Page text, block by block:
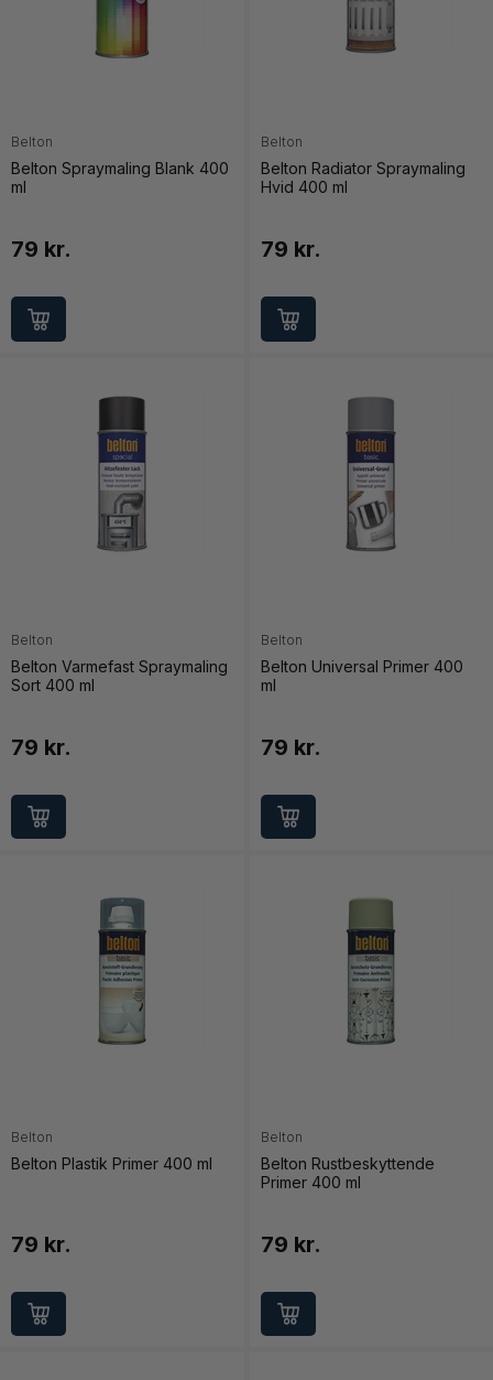
Belton
Belton Spraymaling Blank 400
ml
79 kr.
Belton
Belton Radiator Spraymaling
Hvid 400 ml
79 kr.
Belton
Belton Varmefast Spraymaling
Sort 400 ml
79 kr.
Belton
Belton Universal Primer 400
ml
79 kr.
Belton
Belton Plastik Primer 400 ml
79 kr.
Belton
Belton Rustbeskyttende
Primer 400 ml
79 kr.